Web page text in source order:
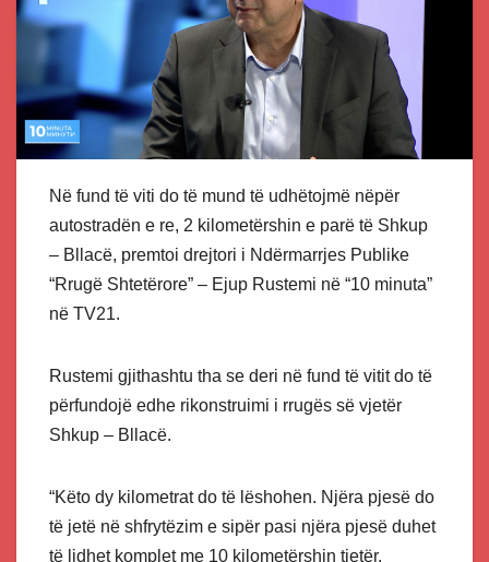
Në fund të viti do të mund të udhëtojmë nëpër
autostradën e re, 2 kilometërshin e parë të Shkup
– Bllacë, premtoi drejtori i Ndërmarrjes Publike
“Rrugë Shtetërore” – Ejup Rustemi në “10 minuta”
në TV21.
Rustemi gjithashtu tha se deri në fund të vitit do të
përfundojë edhe rikonstruimi i rrugës së vjetër
Shkup – Bllacë.
“Këto dy kilometrat do të lëshohen. Njëra pjesë do
të jetë në shfrytëzim e sipër pasi njëra pjesë duhet
të lidhet komplet me 10 kilometërshin tjetër.